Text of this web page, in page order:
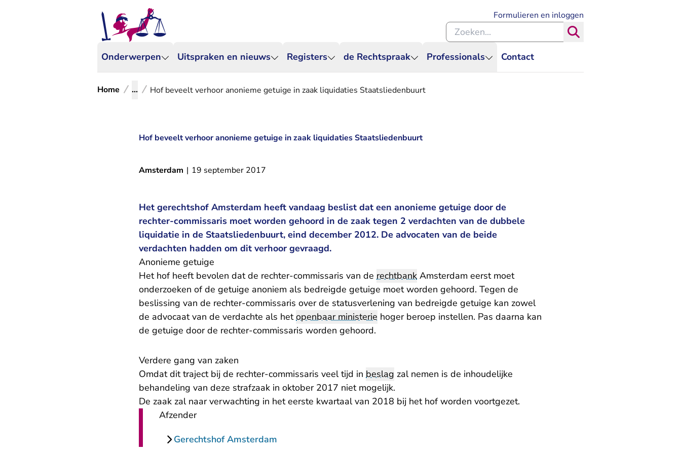
Onderwerpen Uitspraken en nieuws Registers de Rechtspraak Professionals Contact
Formulieren en inloggen
Zoeken binnen de Rechtspraak
Home ... Hof beveelt verhoor anonieme getuige in zaak liquidaties Staatsliedenbuurt
Hof beveelt verhoor anonieme getuige in zaak liquidaties Staatsliedenbuurt
Amsterdam | 19 september 2017
Het gerechtshof Amsterdam heeft vandaag beslist dat een anonieme getuige door de
rechter-commissaris moet worden gehoord in de zaak tegen 2 verdachten van de dubbele
liquidatie in de Staatsliedenbuurt, eind december 2012. De advocaten van de beide
verdachten hadden om dit verhoor gevraagd.
Anonieme getuige
Het hof heeft bevolen dat de rechter-commissaris van de rechtbank Amsterdam eerst moet
onderzoeken of de getuige anoniem als bedreigde getuige moet worden gehoord. Tegen de
beslissing van de rechter-commissaris over de statusverlening van bedreigde getuige kan zowel
de advocaat van de verdachte als hetopenbaar ministerie hoger beroep instellen. Pas daarna kan
de getuige door de rechter-commissaris worden gehoord.
Verdere gang van zaken
Omdat dit traject bij de rechter-commissaris veel tijd in beslag zal nemen is de inhoudelijke
behandeling van deze strafzaak in oktober 2017 niet mogelijk.
De zaak zal naar verwachting in het eerste kwartaal van 2018 bij het hof worden voortgezet.
Afzender
Gerechtshof Amsterdam